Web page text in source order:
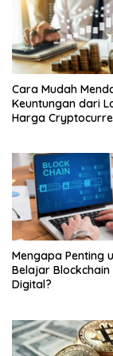
Cara Mudah
Keuntungan dari
Harga
Mengapa Penting
Belajar Blockchain
Digital?